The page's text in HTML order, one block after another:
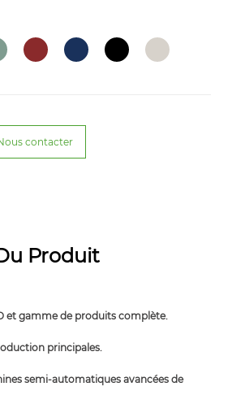
contacter
Produit
et gamme de produits complète.
principales.
semi-automatiques avancées de